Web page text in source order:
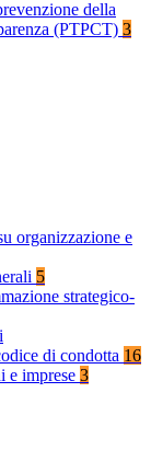
della
(PTPCT) 3
organizzazione e
5
strategico-
di condotta 16
e imprese 3